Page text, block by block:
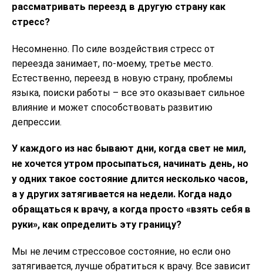
рассматривать переезд в другую страну как
стресс?
Несомненно. По силе воздействия стресс от
переезда занимает, по-моему, третье место.
Естественно, переезд в новую страну, проблемы
языка, поиски работы – все это оказывает сильное
влияние и может способствовать развитию
депрессии.
У каждого из нас бывают дни, когда свет не мил,
не хочется утром просыпаться, начинать день, но
у одних такое состояние длится несколько часов,
а у других затягивается на недели. Когда надо
обращаться к врачу, а когда просто «взять себя в
руки», как определить эту границу?
Мы не лечим стрессовое состояние, но если оно
затягивается, лучше обратиться к врачу. Все зависит